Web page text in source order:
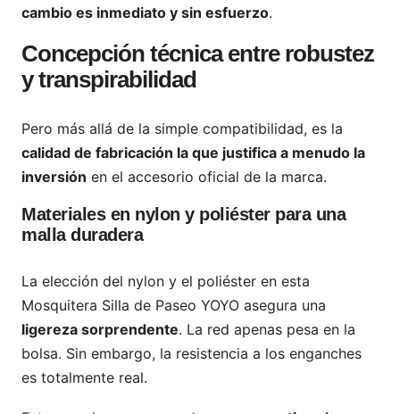
cambio es inmediato y sin esfuerzo.
Concepción técnica entre robustez
y transpirabilidad
Pero más allá de la simple compatibilidad, es la
calidad de fabricación la que justifica a menudo la
inversión en el accesorio oficial de la marca.
Materiales en nylon y poliéster para una
malla duradera
La elección del nylon y el poliéster en esta
Mosquitera Silla de Paseo YOYO asegura una
ligereza sorprendente. La red apenas pesa en la
bolsa. Sin embargo, la resistencia a los enganches
es totalmente real.